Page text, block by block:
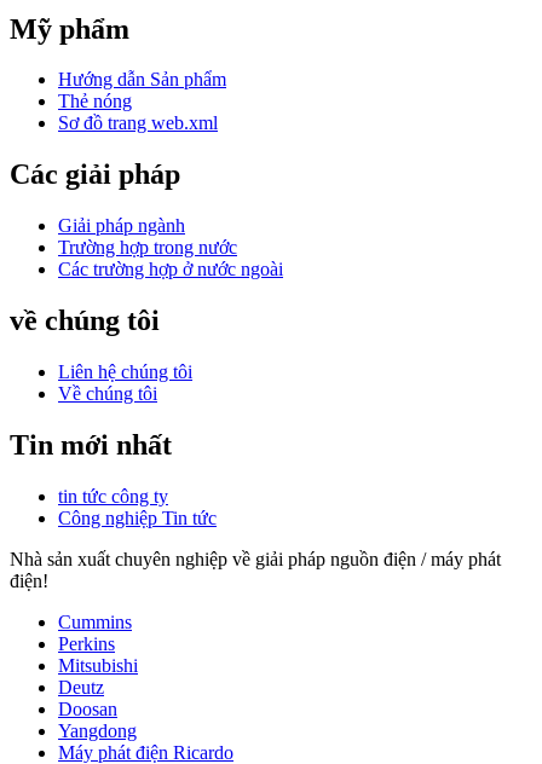
Mỹ phẩm
Hướng dẫn Sản phẩm
Thẻ nóng
Sơ đồ trang web.xml
Các giải pháp
Giải pháp ngành
Trường hợp trong nước
Các trường hợp ở nước ngoài
về chúng tôi
Liên hệ chúng tôi
Về chúng tôi
Tin mới nhất
tin tức công ty
Công nghiệp Tin tức
Nhà sản xuất chuyên nghiệp về giải pháp nguồn điện / máy phát
điện!
Cummins
Perkins
Mitsubishi
Deutz
Doosan
Yangdong
Máy phát điện Ricardo